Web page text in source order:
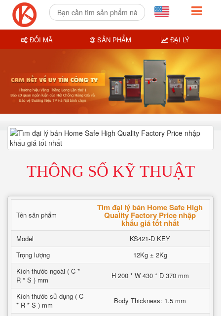
THÔNG SỐ KỸ THUẬT
Tên sản phẩm
Tìm đại lý bán Home Safe High
Quality Factory Price nhập
khẩu giá tốt nhất
Model
KS421-D KEY
Trọng lượng
12Kg ± 2Kg
Kích thước ngoài ( C *
R * S ) mm
H 200 * W 430 * D 370 mm
Kích thước sử dụng ( C
* R * S ) mm
Body Thickness: 1.5 mm
ĐỔI MÃ SẢN PHẨM ĐẠI LÝ